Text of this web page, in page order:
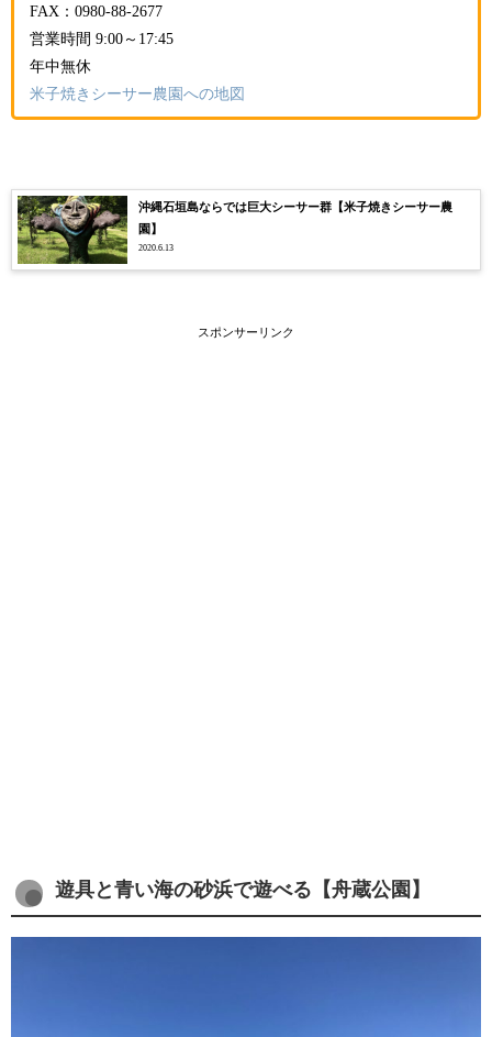
FAX：0980-88-2677
営業時間 9:00～17:45
年中無休
米子焼きシーサー農園への地図
沖縄石垣島ならでは巨大シーサー群【米子焼きシーサー農
園】
2020.6.13
スポンサーリンク
遊具と青い海の砂浜で遊べる【舟蔵公園】